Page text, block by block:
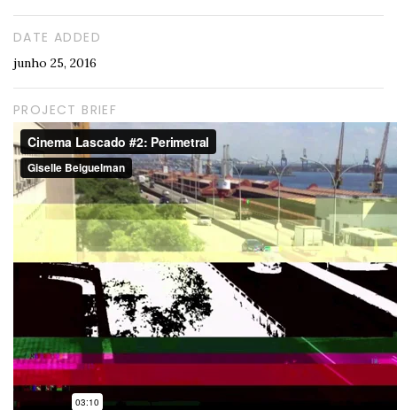
DATE ADDED
junho 25, 2016
PROJECT BRIEF